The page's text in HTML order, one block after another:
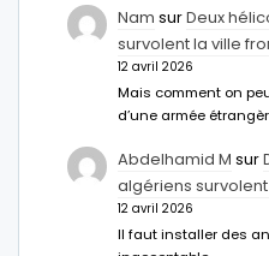
Nam surDeux
survolent la ville
12 avril 2026
Mais comment on
d’une armée
Abdelhamid M sur
algériens
12 avril 2026
Il faut installer des